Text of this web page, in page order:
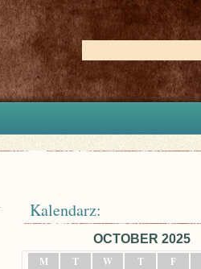
Kalendarz:
OCTOBER 2025
M
T W T F